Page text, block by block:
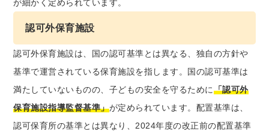
が細かく定められています。
認可外保育施設
認可外保育施設は、国の認可基準とは異なる、独自の方針や
基準で運営されている保育施設を指します。国の認可基準は
満たしていないものの、子どもの安全を守るために「認可外
保育施設指導監督基準」が定められています。配置基準は、
認可保育所の基準とは異なり、2024年度の改正前の配置基準